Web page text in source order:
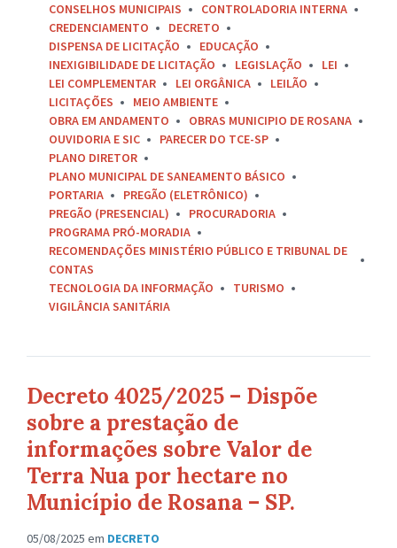
CONSELHOS MUNICIPAIS
CONTROLADORIA INTERNA
CREDENCIAMENTO
DECRETO
DISPENSA DE LICITAÇÃO
EDUCAÇÃO
INEXIGIBILIDADE DE LICITAÇÃO
LEGISLAÇÃO
LEI
LEI COMPLEMENTAR
LEI ORGÂNICA
LEILÃO
LICITAÇÕES
MEIO AMBIENTE
OBRA EM ANDAMENTO
OBRAS MUNICIPIO DE ROSANA
OUVIDORIA E SIC
PARECER DO TCE-SP
PLANO DIRETOR
PLANO MUNICIPAL DE SANEAMENTO BÁSICO
PORTARIA
PREGÃO (ELETRÔNICO)
PREGÃO (PRESENCIAL)
PROCURADORIA
PROGRAMA PRÓ-MORADIA
RECOMENDAÇÕES MINISTÉRIO PÚBLICO E TRIBUNAL DE
CONTAS
TECNOLOGIA DA INFORMAÇÃO
TURISMO
VIGILÂNCIA SANITÁRIA
Decreto 4025/2025 – Dispõe
sobre a prestação de
informações sobre Valor de
Terra Nua por hectare no
Município de Rosana – SP.
05/08/2025 em DECRETO